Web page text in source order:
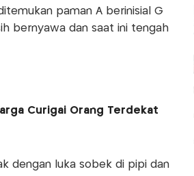
paman A berinisial G
bernyawa dan saat ini tengah
Curigai Orang Terdekat
dengan luka sobek di pipi dan